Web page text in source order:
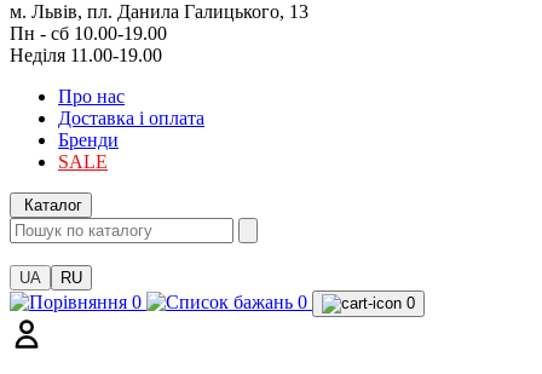
м. Львів, пл. Данила Галицького, 13
Пн - сб 10.00-19.00
Неділя 11.00-19.00
Про нас
Доставка і оплата
Бренди
SALE
Каталог
UA RU
0 0 0